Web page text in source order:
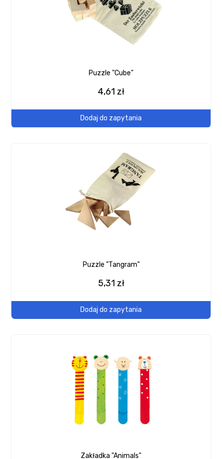
Puzzle "Cube"
4,61 zł
Dodaj do zapytania
Puzzle "Tangram"
5,31 zł
Dodaj do zapytania
Zakładka "Animals"